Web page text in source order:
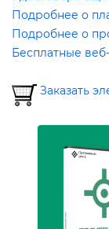
Подробнее о
Подробнее о
Бесплатные
Заказать